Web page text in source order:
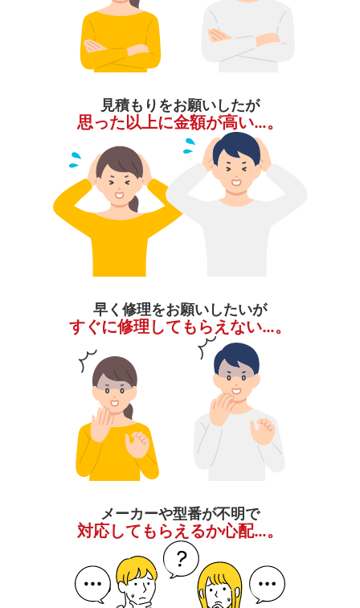
見積もりをお願いしたが
思った以上に金額が高い…。
早く修理をお願いしたいが
すぐに修理してもらえない…。
メーカーや型番が不明で
対応してもらえるか心配…。